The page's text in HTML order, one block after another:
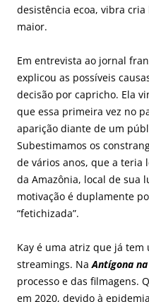
desistência ecoa, vibra
maior.
Em entrevista ao jornal
explicou as possíveis
decisão por capricho. Ela
que essa primeira vez no
aparição diante de um
Subestimamos os
de vários anos, que a teria
da Amazônia, local de sua
motivação é duplamente
“fetichizada”.
Kay é uma atriz que já
streamings. NaAntígona
processo e das filmagens.
em 2020, devido à